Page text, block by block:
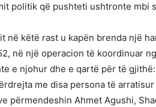
politik që pushteti ushtronte mbi
në këtë rast u kapën brenda një
në një operacion të koordinuar
e njohur dhe e qartë për të
me disa persona të
përmendeshin Ahmet Agushi,